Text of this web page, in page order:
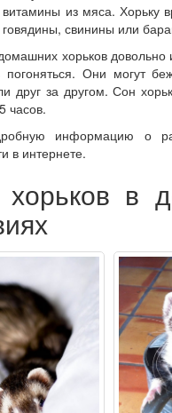
из мяса. Хорьку
свинины или
хорьков довольно
погоняться. Они могут
друг за другом. Сон
часов.
информацию о
в интернете.
в